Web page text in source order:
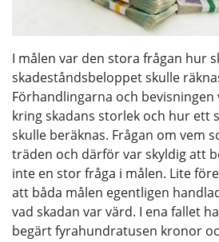
I målen var den stora frågan hur
skadeståndsbeloppet skulle
Förhandlingarna och
kring skadans storlek och hur ett
skulle beräknas. Frågan om vem
träden och därför var skyldig att
inte en stor fråga i målen. Lite
att båda målen egentligen
vad skadan var värd. I ena fallet
begärt fyrahundratusen kronor